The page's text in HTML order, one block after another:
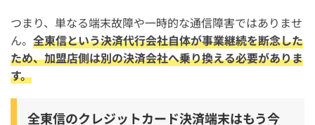
つまり、単なる端末故障や一時的な通信障害ではありませ
ん。 全東信という決済代行会社自体が事業継続を断念した
ため、加盟店側は別の決済会社へ乗り換える必要がありま
す。
全東信のクレジットカード決済端末はもう今